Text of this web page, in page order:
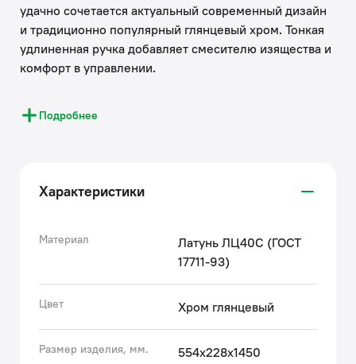
удачно сочетается актуальный современный дизайн
и традиционно популярный глянцевый хром. Тонкая
удлиненная ручка добавляет смесителю изящества и
комфорт в управлении.
• Штанга верхнего душа регулируется по высоте 113-
145 см в момент установки смесителя, что позволяет
• Поток воды переключается поворотным
керамическим дивертором на стойке – он повторяет
• Излив удлиненной формы в общем стиле
смесителя, можно повернуть параллельно стене.
легко чистится от извести и загрязнений.
• В комплекте гибкий шланг из ПВХ 1,5 м, верхняя
(d=228 мм) и ручная (3 режима, d=116 мм) лейки из
коллекции Optima Home в тон смесителю.
Подробнее
Характеристики
Материал
Латунь ЛЦ40C (ГОСТ
17711-93)
Цвет Хром глянцевый
Размер изделия, мм. 554х228х1450